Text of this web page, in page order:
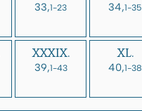
33,1-23
34,1-35
XXXIX.
39,1-43
XL.
40,1-38